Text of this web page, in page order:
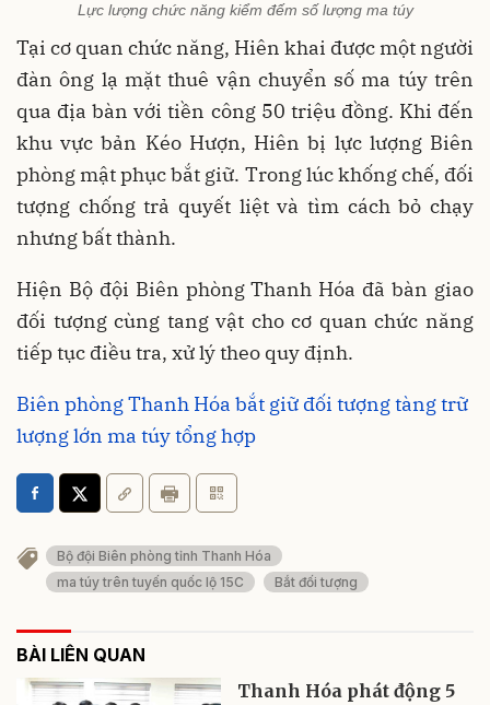
Lực lượng chức năng kiểm đếm số lượng ma túy
Tại cơ quan chức năng, Hiên khai được một người
đàn ông lạ mặt thuê vận chuyển số ma túy trên
qua địa bàn với tiền công 50 triệu đồng. Khi đến
khu vực bản Kéo Hượn, Hiên bị lực lượng Biên
phòng mật phục bắt giữ. Trong lúc khống chế, đối
tượng chống trả quyết liệt và tìm cách bỏ chạy
nhưng bất thành.
Hiện Bộ đội Biên phòng Thanh Hóa đã bàn giao
đối tượng cùng tang vật cho cơ quan chức năng
tiếp tục điều tra, xử lý theo quy định.
Biên phòng Thanh Hóa bắt giữ đối tượng tàng trữ
lượng lớn ma túy tổng hợp
Bộ đội Biên phòng tỉnh Thanh Hóa
ma túy trên tuyến quốc lộ 15C
Bắt đối tượng
BÀI LIÊN QUAN
Thanh Hóa phát động 5